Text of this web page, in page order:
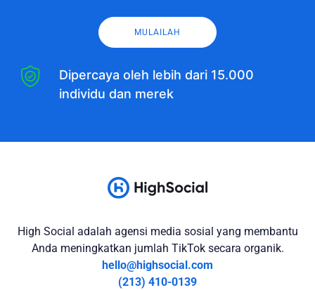
MULAILAH
Dipercaya oleh lebih dari 15.000
individu dan merek
High Social adalah agensi media sosial yang membantu
Anda meningkatkan jumlah TikTok secara organik.
hello@highsocial.com
(213) 410-0139